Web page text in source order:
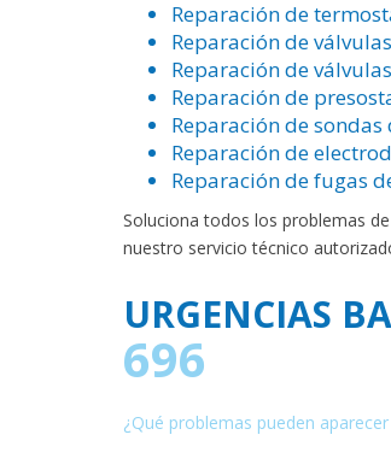
Reparación de
Reparación de
Reparación de
Reparación de
Reparación de
Reparación de
Reparación de fugas
Soluciona todos los problemas
nuestro servicio técnico
URGENCIAS
696
¿Qué problemas pueden